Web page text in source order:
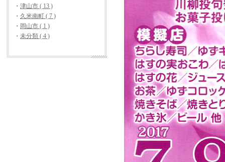
・ 津山市 ( 13 )
・ 久米南町 ( 7 )
・ 岡山市 ( 1 )
・ 未分類 ( 4 )